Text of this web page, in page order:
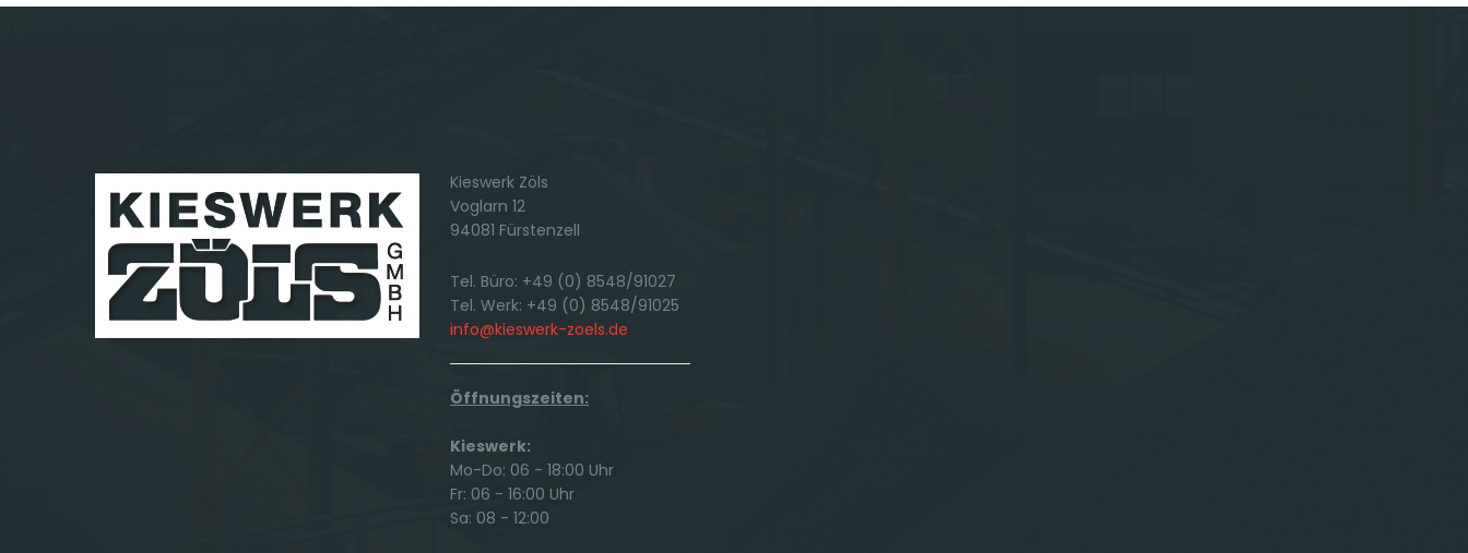
Kieswerk Zöls
Voglarn 12
94081 Fürstenzell
Tel. Büro: +49 (0) 8548/91027
Tel. Werk: +49 (0) 8548/91025
info@kieswerk-zoels.de
Öffnungszeiten:
Kieswerk:
Mo-Do: 06 - 18:00 Uhr
Fr: 06 - 16:00 Uhr
Sa: 08 - 12:00